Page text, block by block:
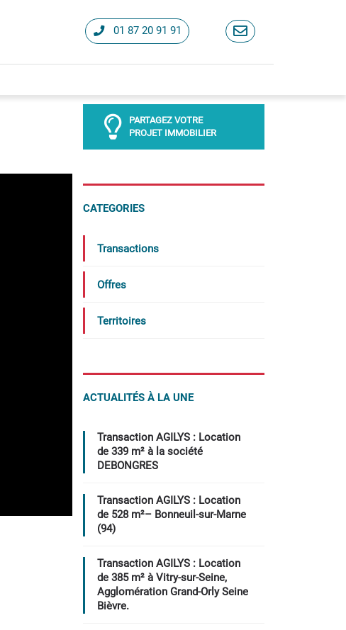
01 87 20 91 91
PARTAGEZ VOTRE
PROJET IMMOBILIER
CATEGORIES
Transactions
Offres
Territoires
ACTUALITÉS À LA UNE
Transaction AGILYS : Location
de 339 m² à la société
DEBONGRES
Transaction AGILYS : Location
de 528 m²– Bonneuil-sur-Marne
(94)
Transaction AGILYS : Location
de 385 m² à Vitry-sur-Seine,
Agglomération Grand-Orly Seine
Bièvre.